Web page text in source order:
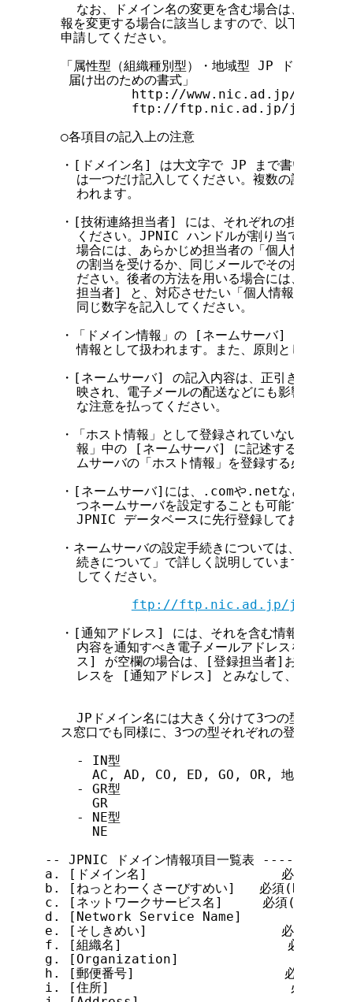
なお、ドメイン名の変更を含む場合は、ドメイ
報を変更する場合に該当しますので、以下の書式
  申請してください。
「属性型（組織種別型）・地域型 JP ドメイン名
   届け出のための書式」
http://www.nic.ad.jp/jp/
ftp://ftp.nic.ad.jp/jpnic/
  ○各項目の記入上の注意
・[ドメイン名] は大文字で JP まで書いてくだ
は一つだけ記入してください。複数の記述があ
    われます。
・[技術連絡担当者] には、それぞれの担当者の
ください。JPNIC ハンドルが割り当てられてい
場合には、あらかじめ担当者の「個人情報」を
の割当を受けるか、同じメールでその担当者の
ださい。後者の方法を用いる場合には、「ドメ
担当者] と、対応させたい「個人情報」中の
    同じ数字を記入してください。
・「ドメイン情報」の [ネームサーバ] は、ドメ
情報として扱われます。また、原則として最低2
・[ネームサーバ] の記入内容は、正引きのため
映され、電子メールの配送などにも影響します
    な注意を払ってください。
・「ホスト情報」として登録されていない正引き
報」中の [ネームサーバ] に記述するためには
ムサーバの「ホスト情報」を登録する必要があ
・[ネームサーバ]には、.comや.netなどのJPド
つネームサーバを設定することも可能です。こ
JPNIC データベースに先行登録しておく必要は
・ネームサーバの設定手続きについては、「ドメ
続きについて」で詳しく説明しています。そち
    してください。
ftp://ftp.nic.ad.jp/jpnic/
・[通知アドレス] には、それを含む情報が変更申
内容を通知すべき電子メールアドレスを記述し
ス] が空欄の場合は、[登録担当者]および[技
レスを [通知アドレス] とみなして、変更に関
JPドメイン名には大きく分けて3つの型に分類
ス窓口でも同様に、3つの型それぞれの登録フォー
    - IN型
      AC, AD, CO, ED, GO, OR, 地域型
    - GR型
      GR
    - NE型
      NE
-- JPNIC ドメイン情報項目一覧表
a. [ドメイン名]                 必須(一つだ
b. [ねっとわーくさーびすめい]   必須(NE型の場
c. [ネットワークサービス名]     必須(NE型の場
d. [Network Service Name]       必須(NE型
e. [そしきめい]                 必須(IN,GR型
f. [組織名]                     必須(IN,GR型
g. [Organization]               必須(IN,GR
h. [郵便番号]                   必須(一つだ
i. [住所]                       必須(一つだ